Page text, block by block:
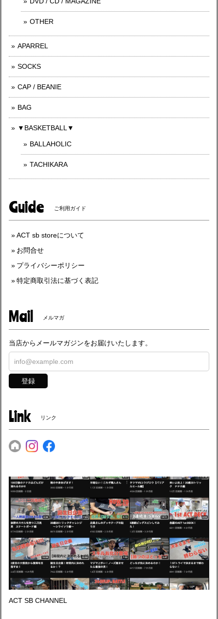
OTHER
APARREL
SOCKS
CAP / BEANIE
BAG
▼BASKETBALL▼
BALLAHOLIC
TACHIKARA
Guide ご利用ガイド
ACT sb storeについて
お問合せ
プライバシーポリシー
特定商取引法に基づく表記
Mail メルマガ
当店からメールマガジンをお届けいたします。
登録
Link リンク
ACT SB CHANNEL